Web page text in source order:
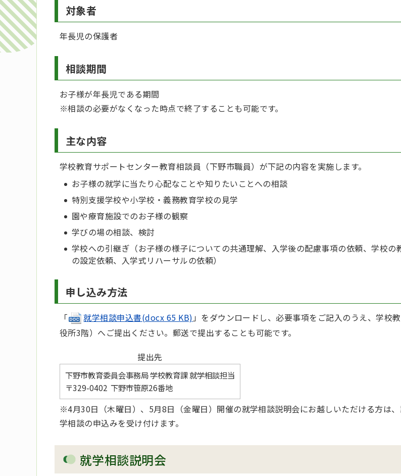
対象者
年長児の保護者
相談期間
お子様が年長児である期間
※相談の必要がなくなった時点で終了することも可能です。
主な内容
学校教育サポートセンター教育相談員（下野市職員）が下記の内容を実施します。
お子様の就学に当たり心配なことや知りたいことへの相談
特別支援学校や小学校・義務教育学校の見学
園や療育施設でのお子様の観察
学びの場の相談、検討
学校への引継ぎ（お子様の様子についての共通理解、入学後の配慮事項の依頼、学校の
の設定依頼、入学式リハーサルの依頼）
申し込み方法
「 就学相談申込書(docx 65 KB) 」をダウンロードし、必要事項をご記入のうえ、学校
役所3階）へご提出ください。郵送で提出することも可能です。
提出先
下野市教育委員会事務局 学校教育課 就学相談担当
〒329-0402 下野市笹原26番地
※4月30日（木曜日）、5月8日（金曜日）開催の就学相談説明会にお越しいただける方は
学相談の申込みを受け付けます。
就学相談説明会